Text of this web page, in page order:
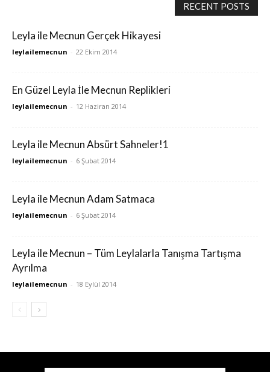
RECENT POSTS
Leyla ile Mecnun Gerçek Hikayesi
leylailemecnun - 22 Ekim 2014
En Güzel Leyla İle Mecnun Replikleri
leylailemecnun - 12 Haziran 2014
Leyla ile Mecnun Absürt Sahneler!1
leylailemecnun - 6 Şubat 2014
Leyla ile Mecnun Adam Satmaca
leylailemecnun - 6 Şubat 2014
Leyla ile Mecnun – Tüm Leylalarla Tanışma Tartışma
Ayrılma
leylailemecnun - 18 Eylül 2014